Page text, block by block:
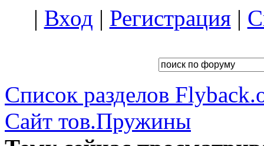
| Вход | Регистрация|
Список разделов
Сайт тов.Пружины